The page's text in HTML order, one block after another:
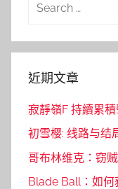
近期文章
寂靜嶺F 持續累
初雪樱: 线路与结
哥布林维克：窃
Blade Ball：如